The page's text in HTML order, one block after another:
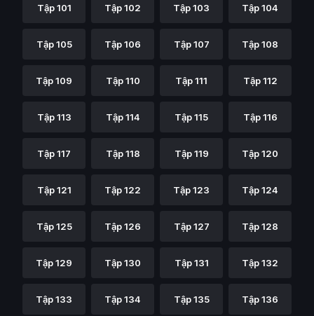
Tập 101 Tập 102 Tập 103 Tập 104
Tập 105 Tập 106 Tập 107 Tập 108
Tập 109 Tập 110 Tập 111 Tập 112
Tập 113 Tập 114 Tập 115 Tập 116
Tập 117 Tập 118 Tập 119 Tập 120
Tập 121 Tập 122 Tập 123 Tập 124
Tập 125 Tập 126 Tập 127 Tập 128
Tập 129 Tập 130 Tập 131 Tập 132
Tập 133 Tập 134 Tập 135 Tập 136